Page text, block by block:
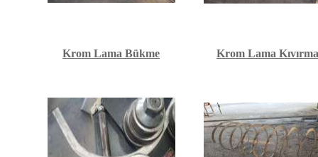
Krom Lama Bükme Krom Lama Kıvırma